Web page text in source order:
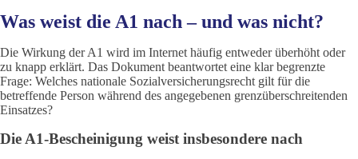
Was weist die A1 nach – und was nicht?
Die Wirkung der A1 wird im Internet häufig entweder überhöht oder
zu knapp erklärt. Das Dokument beantwortet eine klar begrenzte
Frage: Welches nationale Sozialversicherungsrecht gilt für die
betreffende Person während des angegebenen grenzüberschreitenden
Einsatzes?
Die A1-Bescheinigung weist insbesondere nach